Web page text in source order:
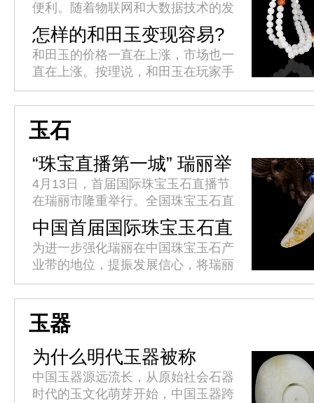
便利。随着物联网和大数据技术的发
展，一个小小的二维码轻松实现了各
类产品溯源体系的构建，以其便捷、
快速、直观的响应模式，让企业产...
怎样的和田玉变现容易?
和田玉的价格一直在上涨，市场也一
直在上涨。按理说，和田玉在玩家手
中变现，应该很容易吧?为什么我们
仍然发现很多时候很难兑现?是什么
导致和田玉变现难?如何解决和田
玉...
玉石
“珠宝直播第一城” 瑞丽举
办首届国际珠宝玉石直播
节
4月13日，首届国际珠宝玉石直播节
在瑞丽市隆重举行。全国珠宝玉石直
播界精英代表汇聚瑞丽，共同见证这
一辉煌时刻，推动珠宝玉石直播产业
发展迈上新台阶。省委网信办副主...
中国首届国际珠宝玉石直
播节4月10日至15日将在
瑞丽举办
为进一步强化瑞丽在中国珠宝玉石产
业带的地位，提振发展信心，将瑞丽
打造为“中国珠宝玉石直播第一城”，
促进经济社会高质量跨越式发展，瑞
丽市将于4月10日至15日举办...
玉器
为什么明代玉器被称
作“粗大明”
中国玉器源远流长，从原始社会石器
时代的玉文化萌芽开始，中国玉器跨